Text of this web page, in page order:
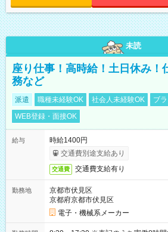
未読
座り仕事！高時給！土日休み！
務など
派遣 職種未経験OK 社会人未経験OK
ブ
WEB登録・面接OK
給与
時給1400円
交通費別途支給あり
交通費 交通費支給有り
勤務地
京都市伏見区
京都府京都市伏見区
電子・機械系メーカー